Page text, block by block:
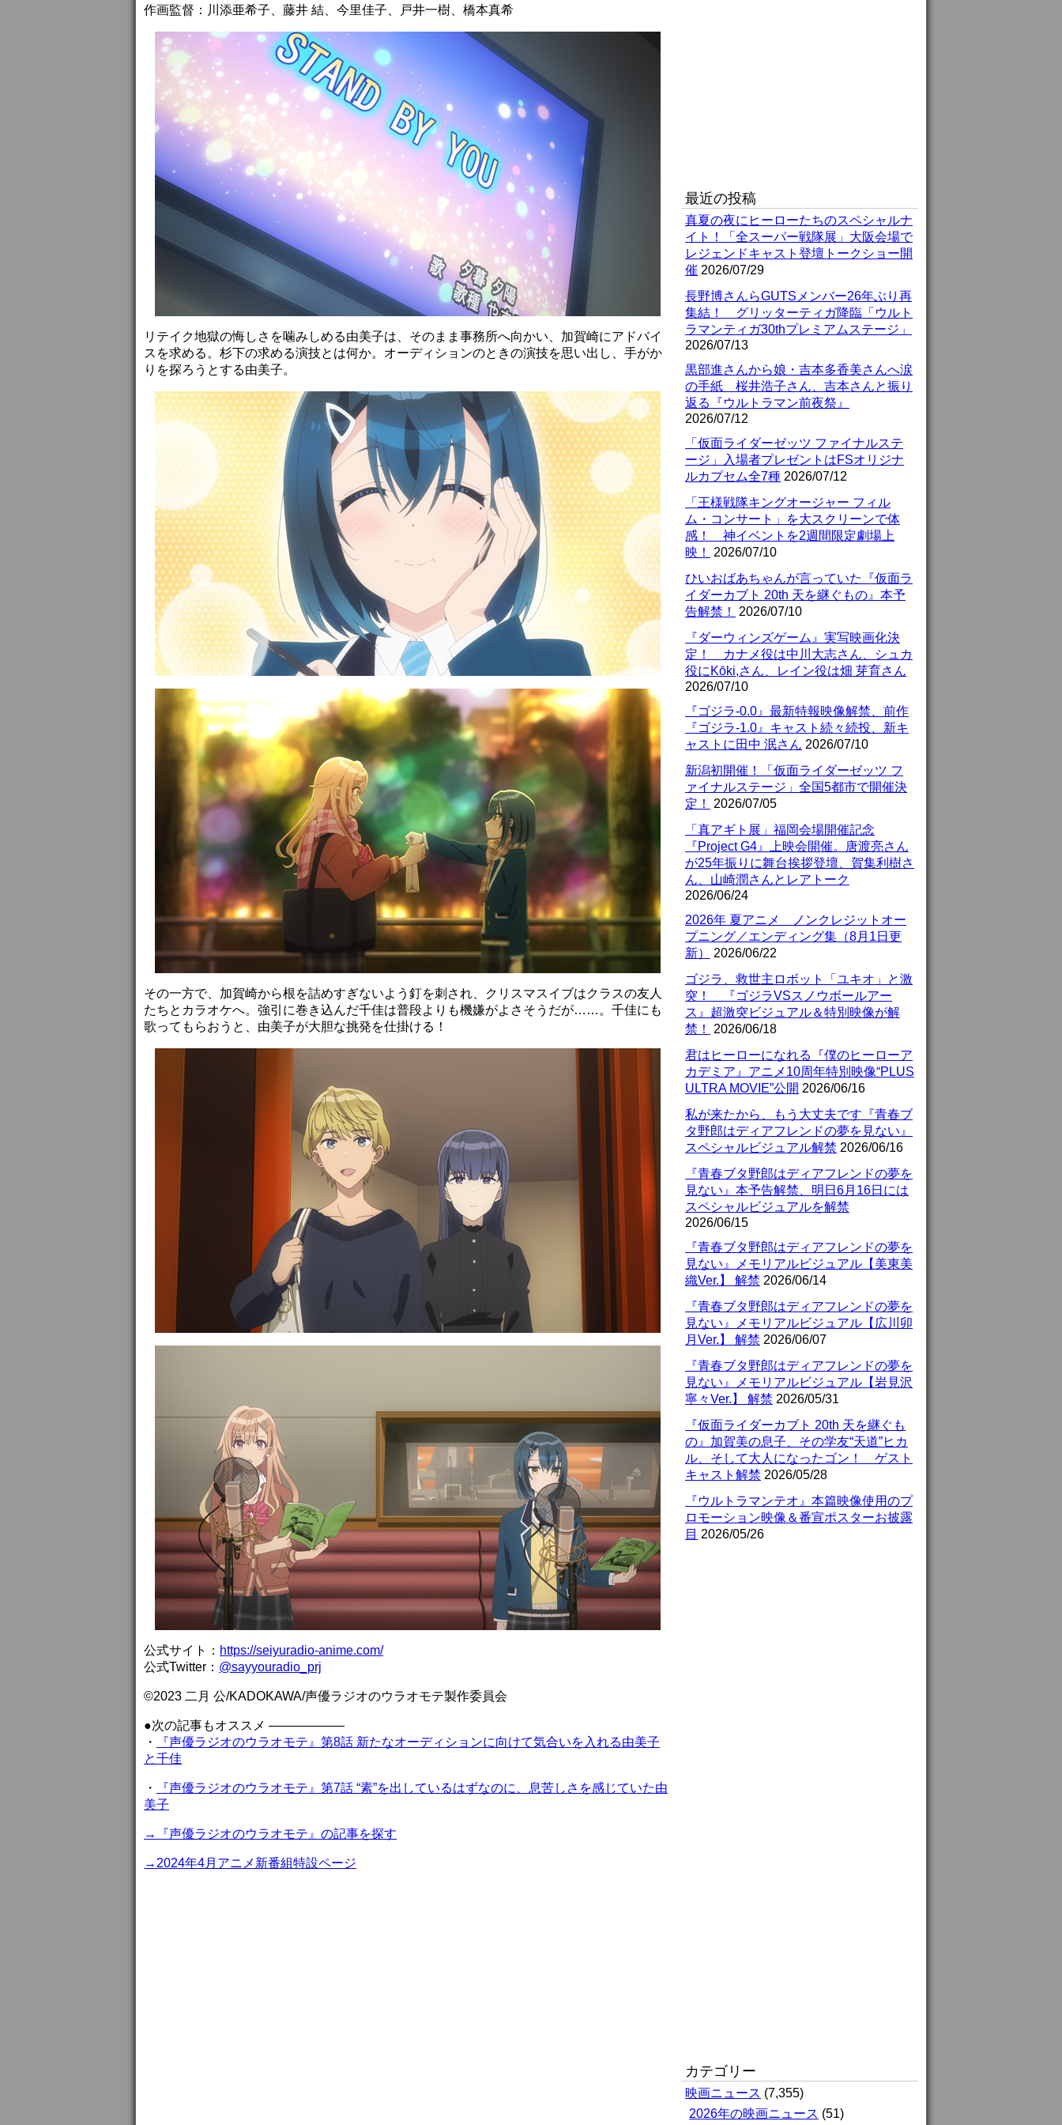
作画監督：川添亜希子、藤井 結、今里佳子、戸井一樹、橋本真希
リテイク地獄の悔しさを噛みしめる由美子は、そのまま事務所へ向かい、加賀崎にアドバイ
スを求める。杉下の求める演技とは何か。オーディションのときの演技を思い出し、手がか
りを探ろうとする由美子。
その一方で、加賀崎から根を詰めすぎないよう釘を刺され、クリスマスイブはクラスの友人
たちとカラオケへ。強引に巻き込んだ千佳は普段よりも機嫌がよさそうだが……。千佳にも
歌ってもらおうと、由美子が大胆な挑発を仕掛ける！
公式サイト： https://seiyuradio-anime.com/
公式Twitter： @sayyouradio_prj
©2023 二月 公/KADOKAWA/声優ラジオのウラオモテ製作委員会
●次の記事もオススメ ——————
・
『声優ラジオのウラオモテ』第8話 新たなオーディションに向けて気合いを入れる由美子
と千佳
・
『声優ラジオのウラオモテ』第7話 “素”を出しているはずなのに、息苦しさを感じていた由
美子
→『声優ラジオのウラオモテ』の記事を探す
→2024年4月アニメ新番組特設ページ
最近の投稿
真夏の夜にヒーローたちのスペシャルナ
イト！「全スーパー戦隊展」大阪会場で
レジェンドキャスト登壇トークショー開
催 2026/07/29
長野博さんらGUTSメンバー26年ぶり再
集結！ グリッターティガ降臨「ウルト
ラマンティガ30thプレミアムステージ」
2026/07/13
黒部進さんから娘・吉本多香美さんへ涙
の手紙 桜井浩子さん、吉本さんと振り
返る『ウルトラマン前夜祭』
2026/07/12
「仮面ライダーゼッツ ファイナルステ
ージ」入場者プレゼントはFSオリジナ
ルカプセム全7種 2026/07/12
「王様戦隊キングオージャー フィル
ム・コンサート」を大スクリーンで体
感！ 神イベントを2週間限定劇場上
映！
2026/07/10
ひいおばあちゃんが言っていた『仮面ラ
イダーカブト 20th 天を継ぐもの』本予
告解禁！
2026/07/10
『ダーウィンズゲーム』実写映画化決
定！ カナメ役は中川大志さん、シュカ
役にKōki,さん、レイン役は畑 芽育さん
2026/07/10
『ゴジラ-0.0』最新特報映像解禁、前作
『ゴジラ-1.0』キャスト続々続投、新キ
ャストに田中 泯さん 2026/07/10
新潟初開催！「仮面ライダーゼッツ フ
ァイナルステージ」全国5都市で開催決
定！
2026/07/05
「真アギト展」福岡会場開催記念
『Project G4』上映会開催。唐渡亮さん
が25年振りに舞台挨拶登壇、賀集利樹さ
ん、山崎潤さんとレアトーク
2026/06/24
2026年 夏アニメ ノンクレジットオー
プニング／エンディング集（8月1日更
新）
2026/06/22
ゴジラ、救世主ロボット「ユキオ」と激
突！ 『ゴジラVSスノウボールアー
ス』超激突ビジュアル＆特別映像が解
禁！
2026/06/18
君はヒーローになれる『僕のヒーローア
カデミア』アニメ10周年特別映像“PLUS
ULTRA MOVIE”公開 2026/06/16
私が来たから、もう大丈夫です『青春ブ
タ野郎はディアフレンドの夢を見ない』
スペシャルビジュアル解禁 2026/06/16
『青春ブタ野郎はディアフレンドの夢を
見ない』本予告解禁、明日6月16日には
スペシャルビジュアルを解禁
2026/06/15
『青春ブタ野郎はディアフレンドの夢を
見ない』メモリアルビジュアル【美東美
織Ver.】 解禁 2026/06/14
『青春ブタ野郎はディアフレンドの夢を
見ない』メモリアルビジュアル【広川卯
月Ver.】 解禁 2026/06/07
『青春ブタ野郎はディアフレンドの夢を
見ない』メモリアルビジュアル【岩見沢
寧々Ver.】 解禁 2026/05/31
『仮面ライダーカブト 20th 天を継ぐも
の』加賀美の息子、その学友“天道”ヒカ
ル、そして大人になったゴン！ ゲスト
キャスト解禁 2026/05/28
『ウルトラマンテオ』本篇映像使用のプ
ロモーション映像＆番宣ポスターお披露
目 2026/05/26
カテゴリー
映画ニュース (7,355)
2026年の映画ニュース (51)